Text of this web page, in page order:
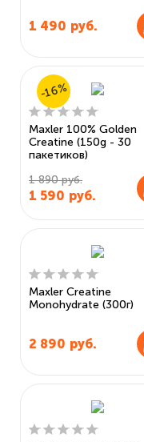
1 490 руб.
Maxler 100% Golden
Creatine (150g - 30
пакетиков)
1 890 руб.
1 590 руб.
-16%
Maxler Creatine
Monohydrate (300г)
2 890 руб.